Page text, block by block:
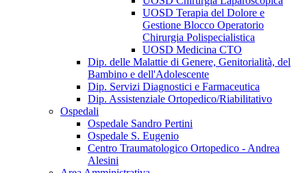
UOSD Terapia del Dolore e
Gestione Blocco Operatorio
Chirurgia Polispecialistica
UOSD Medicina CTO
Dip. delle Malattie di Genere, Genitorialità, del
Bambino e dell'Adolescente
Dip. Servizi Diagnostici e Farmaceutica
Dip. Assistenziale Ortopedico/Riabilitativo
Ospedali
Ospedale Sandro Pertini
Ospedale S. Eugenio
Centro Traumatologico Ortopedico - Andrea
Alesini